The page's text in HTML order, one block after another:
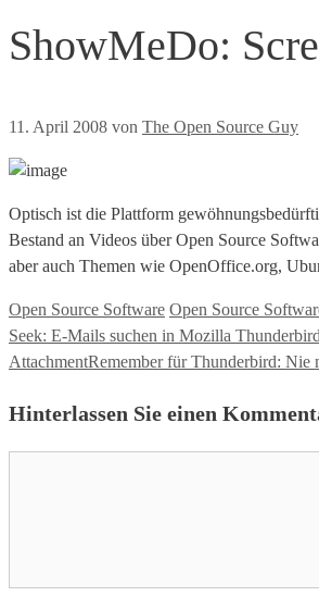
ShowMeDo:
11. April 2008 von The Open Source Guy
Optisch ist die Plattform
Bestand an Videos über Open Source
aber auch Themen wie OpenOffice.org,
Kategorien
Open Source Software Tags
Open Source
Seek: E-Mails suchen in Mozilla Thunderbird
AttachmentRemember für Thunderbird: Nie
Hinterlassen Sie einen